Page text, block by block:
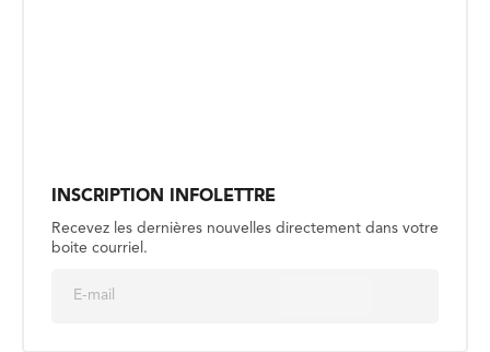
INSCRIPTION INFOLETTRE
Recevez les dernières nouvelles directement dans votre
boite courriel.